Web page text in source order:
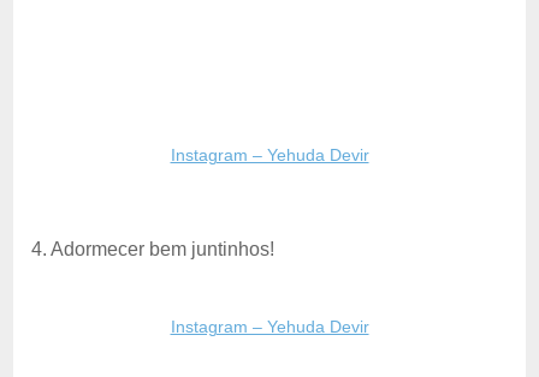
Instagram – Yehuda Devir
4. Adormecer bem juntinhos!
Instagram – Yehuda Devir